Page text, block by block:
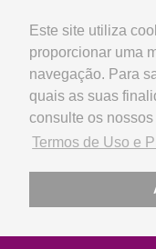
Este site utiliza
proporcionar uma
navegação. Para
quais as suas
consulte os nossos
Termos de Uso e